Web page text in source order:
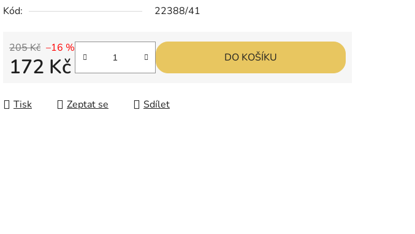
Kód:
22388/41
205 Kč –16 %
172 Kč DO KOŠÍKU
Tisk Zeptat se Sdílet